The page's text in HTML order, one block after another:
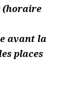
(horaire
avant la
places